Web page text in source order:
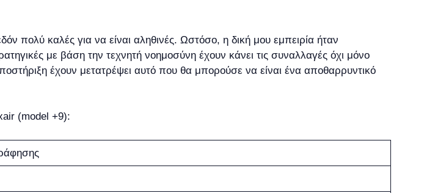
πολύ καλές για να είναι αληθινές. Ωστόσο, η δική μου εμπειρία ήταν
με βάση την τεχνητή νοημοσύνη έχουν κάνει τις συναλλαγές όχι μόνο
έχουν μετατρέψει αυτό που θα μπορούσε να είναι ένα αποθαρρυντικό
(model +9):